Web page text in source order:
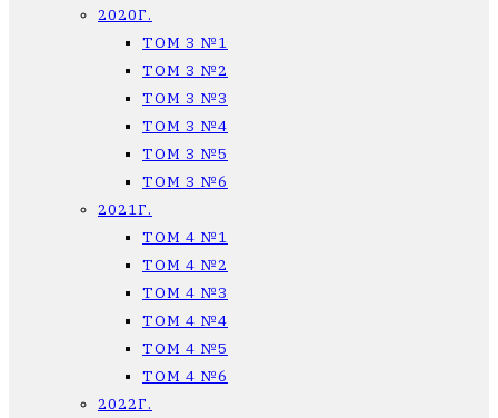
2020Г.
ТОМ 3 №1
ТОМ 3 №2
ТОМ 3 №3
ТОМ 3 №4
ТОМ 3 №5
ТОМ 3 №6
2021Г.
ТОМ 4 №1
ТОМ 4 №2
ТОМ 4 №3
ТОМ 4 №4
ТОМ 4 №5
ТОМ 4 №6
2022Г.